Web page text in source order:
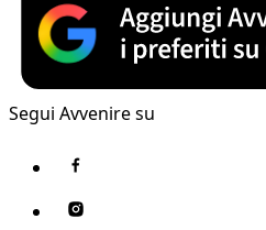
Segui Avvenire su